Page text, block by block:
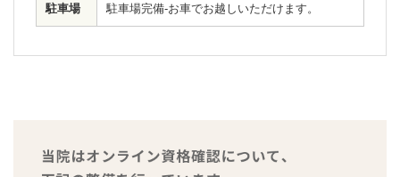
駐車場 駐車場完備-お車でお越しいただけます。